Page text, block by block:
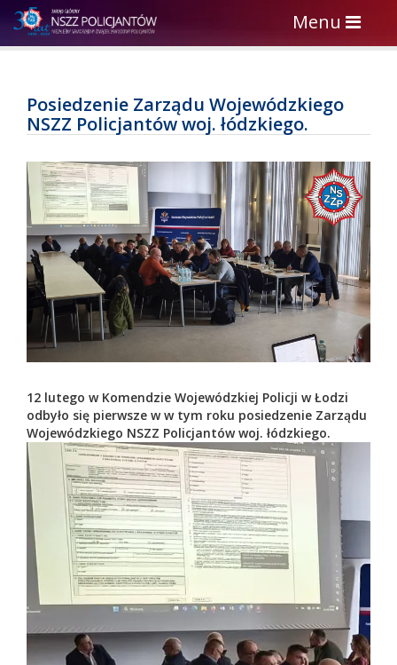
Toggle
navigation
Menu
Posiedzenie Zarządu Wojewódzkiego
NSZZ Policjantów woj. łódzkiego.
12 lutego w Komendzie Wojewódzkiej Policji w Łodzi
odbyło się pierwsze w w tym roku posiedzenie Zarządu
Wojewódzkiego NSZZ Policjantów woj. łódzkiego.